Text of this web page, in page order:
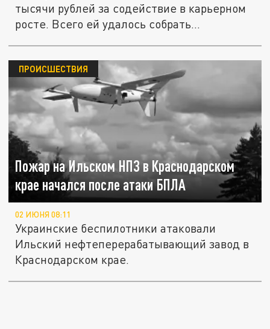
тысячи рублей за содействие в карьерном
росте. Всего ей удалось собрать...
Пожар на Ильском НПЗ в Краснодарском
крае начался после атаки БПЛА
ПРОИСШЕСТВИЯ
02 ИЮНЯ 08:11
Украинские беспилотники атаковали
Ильский нефтеперерабатывающий завод в
Краснодарском крае.